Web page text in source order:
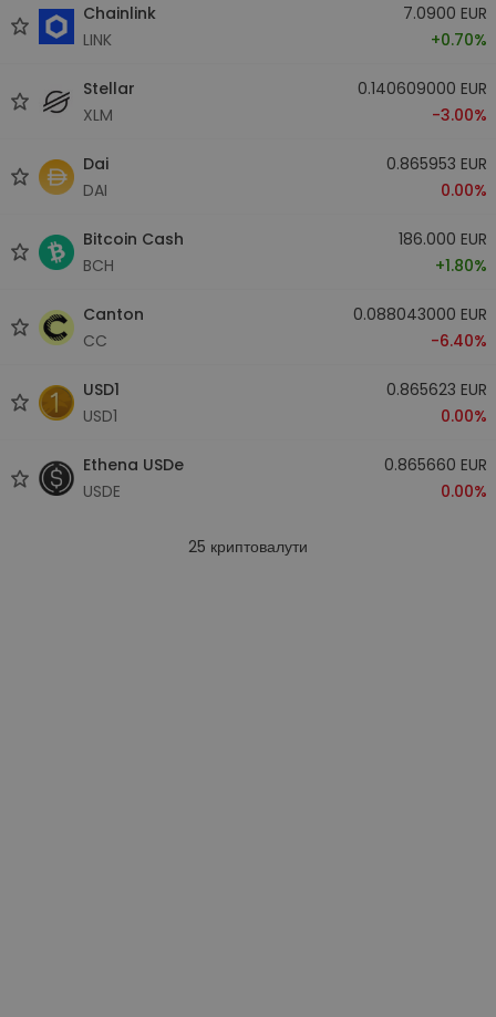
Chainlink
LINK
7.0900 EUR
+0.70%
Stellar
XLM
0.140609000 EUR
-3.00%
Dai
DAI
0.865953 EUR
0.00%
Bitcoin Cash
BCH
186.000 EUR
+1.80%
Canton
CC
0.088043000 EUR
-6.40%
USD1
USD1
0.865623 EUR
0.00%
Ethena USDe
USDE
0.865660 EUR
0.00%
25 криптовалути